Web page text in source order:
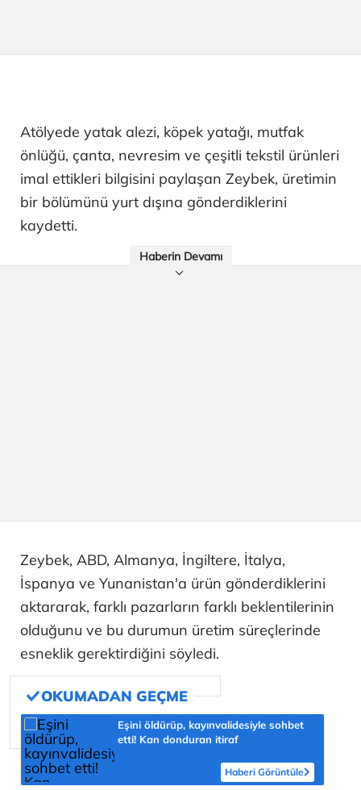
Atölyede yatak alezi, köpek yatağı, mutfak
önlüğü, çanta, nevresim ve çeşitli tekstil ürünleri
imal ettikleri bilgisini paylaşan Zeybek, üretimin
bir bölümünü yurt dışına gönderdiklerini
kaydetti.
Haberin Devamı
Zeybek, ABD, Almanya, İngiltere, İtalya,
İspanya ve Yunanistan'a ürün gönderdiklerini
aktararak, farklı pazarların farklı beklentilerinin
olduğunu ve bu durumun üretim süreçlerinde
esneklik gerektirdiğini söyledi.
Eşini öldürüp, kayınvalidesiyle sohbet
etti! Kan donduran itiraf
Haberi Görüntüle